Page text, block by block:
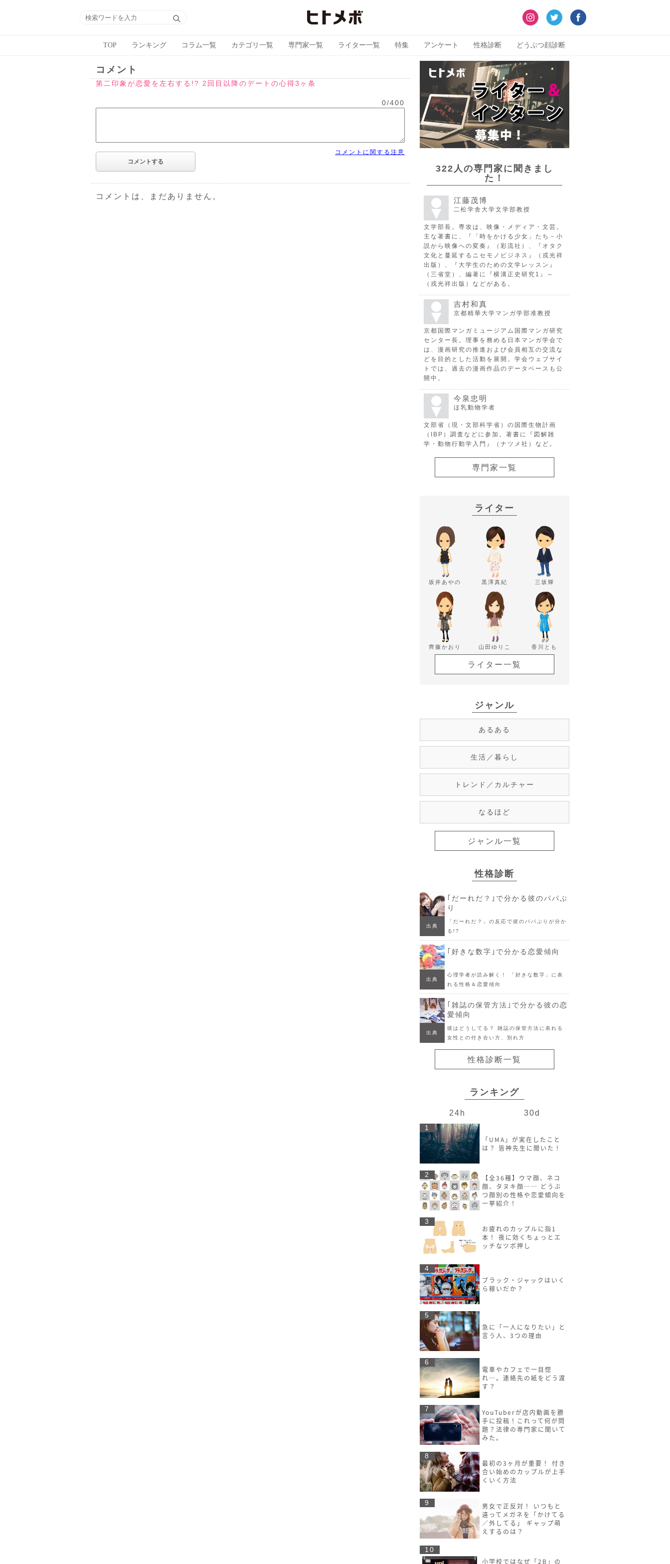
TOP ランキング コラム一覧 カテゴリ一覧 専門家一覧 ライター一覧 特集 アンケート 性格診断 どうぶつ顔診断
コメント
第二印象が恋愛を左右する!? 2回目以降のデートの心得3ヶ条
0/400
コメントに関する注意
コメントは、まだありません。
322人の専門家に聞きまし
た！
江藤茂博
二松学舎大学文学部教授
文学部長。専攻は、映像・メディア・文芸。
主な著書に、『「時をかける少女」たち－小
説から映像への変奏』（彩流社）、『オタク
文化と蔓延するニセモノビジネス』（戎光祥
出版）、『大学生のための文学レッスン』
（三省堂）、編著に『横溝正史研究1』～
（戎光祥出版）などがある。
吉村和真
京都精華大学マンガ学部准教授
京都国際マンガミュージアム国際マンガ研究
センター長。理事を務める日本マンガ学会で
は、漫画研究の推進および会員相互の交流な
どを目的とした活動を展開。学会ウェブサイ
トでは、過去の漫画作品のデータベースも公
開中。
今泉忠明
ほ乳動物学者
文部省（現・文部科学省）の国際生物計画
（IBP）調査などに参加。著書に『図解雑
学・動物行動学入門』（ナツメ社）など。
専門家一覧
ライター
坂井あやの 黒澤真紀 三坂輝
齊藤かおり 山田ゆりこ 香川とも
ライター一覧
ジャンル
あるある
生活／暮らし
トレンド／カルチャー
なるほど
ジャンル一覧
性格診断
｢だーれだ？｣で分かる彼のパパぶ
り
出典
「だーれだ？」の反応で彼のパパぶりが分か
る!?
｢好きな数字｣で分かる恋愛傾向
出典
心理学者が読み解く！ 「好きな数字」に表
れる性格＆恋愛傾向
｢雑誌の保管方法｣で分かる彼の恋
愛傾向
出典
彼はどうしてる？ 雑誌の保管方法に表れる
女性との付き合い方、別れ方
性格診断一覧
ランキング
24h 30d
1
「UMA」が実在したこと
は？ 皆神先生に聞いた！
2
【全36種】ウマ顔、ネコ
顔、タヌキ顔…… どうぶ
つ顔別の性格や恋愛傾向を
一挙紹介！
3
お疲れのカップルに指1
本！ 夜に効くちょっとエ
ッチなツボ押し
4
ブラック・ジャックはいく
ら稼いだか？
5
急に「一人になりたい」と
言う人、3つの理由
6
電車やカフェで一目惚
れ…。連絡先の紙をどう渡
す？
7
YouTuberが店内動画を勝
手に投稿！これって何が問
題？法律の専門家に聞いて
みた。
8
最初の3ヶ月が重要！ 付き
合い始めのカップルが上手
くいく方法
9
男女で正反対！ いつもと
違ってメガネを「かけてる
／外してる」 ギャップ萌
えするのは？
10
小学校ではなぜ「2B」の